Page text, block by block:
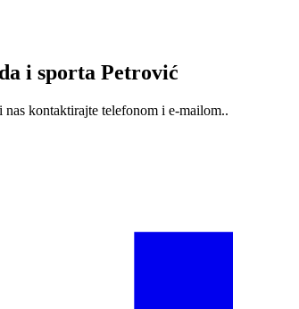
i sporta Petrović
kontaktirajte telefonom i e-mailom..